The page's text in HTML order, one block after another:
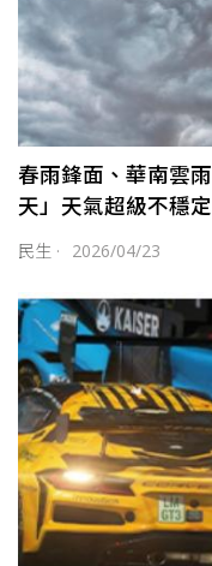
春雨鋒面、華南雲
天」天氣超級不穩定
民生 · 2026/04/23